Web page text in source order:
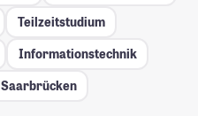
Teilzeitstudium
Informationstechnik
Saarbrücken